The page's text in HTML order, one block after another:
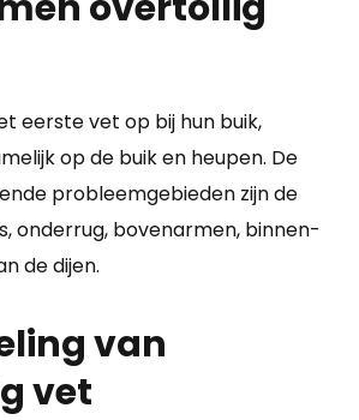
eerste vet op bij hun buik,
op de buik en heupen. De
probleemgebieden zijn de
onderrug, bovenarmen, binnen-
de dijen.
van
vet